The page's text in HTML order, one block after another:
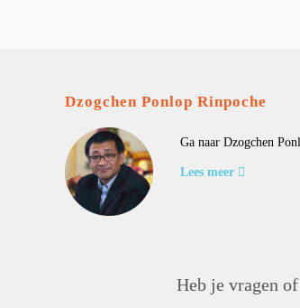
Dzogchen Ponlop Rinpoche
Ga naar Dzogchen
Lees meer
Heb je vragen